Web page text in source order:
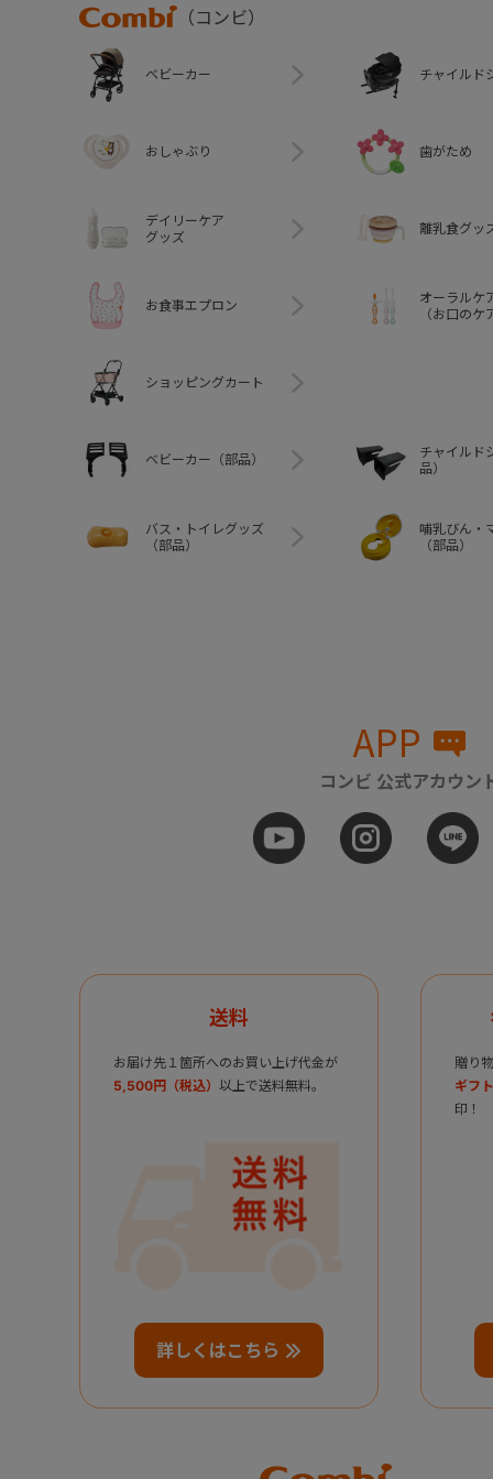
Combi
（コンビ）
ベビーカー チャイルド
おしゃぶり 歯がため
デイリーケア
グッズ
離乳食グッ
お食事エプロン
オーラルケ
（お口のケ
ショッピングカート
ベビーカー（部品）
チャイルド
品）
バス・トイレグッズ
（部品）
哺乳びん・
（部品）
APP
コンビ 公式アカウン
送料
お届け先１箇所へのお買い上げ代金が
5,500円（税込） 以上で送料無料。
詳しくはこちら
贈り
ギフ
印！
Combi